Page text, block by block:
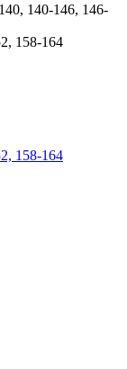
140-146, 146-
158-164
158-164